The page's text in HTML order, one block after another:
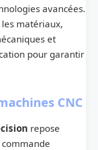
avancées.
matériaux,
et
pour garantir
CNC
repose